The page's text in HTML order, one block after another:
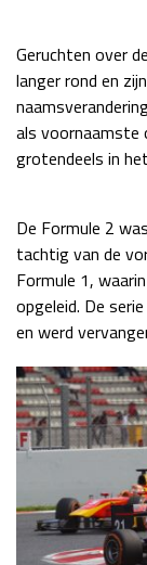
Kwalificatie
Race
LAS
Race
GP
Race
GP ABU
Kwalificatie
Race
Geruchten over
langer rond en
als voornaamste
grotendeels in
De Formule 2
tachtig van de
Formule 1,
opgeleid. De
en werd